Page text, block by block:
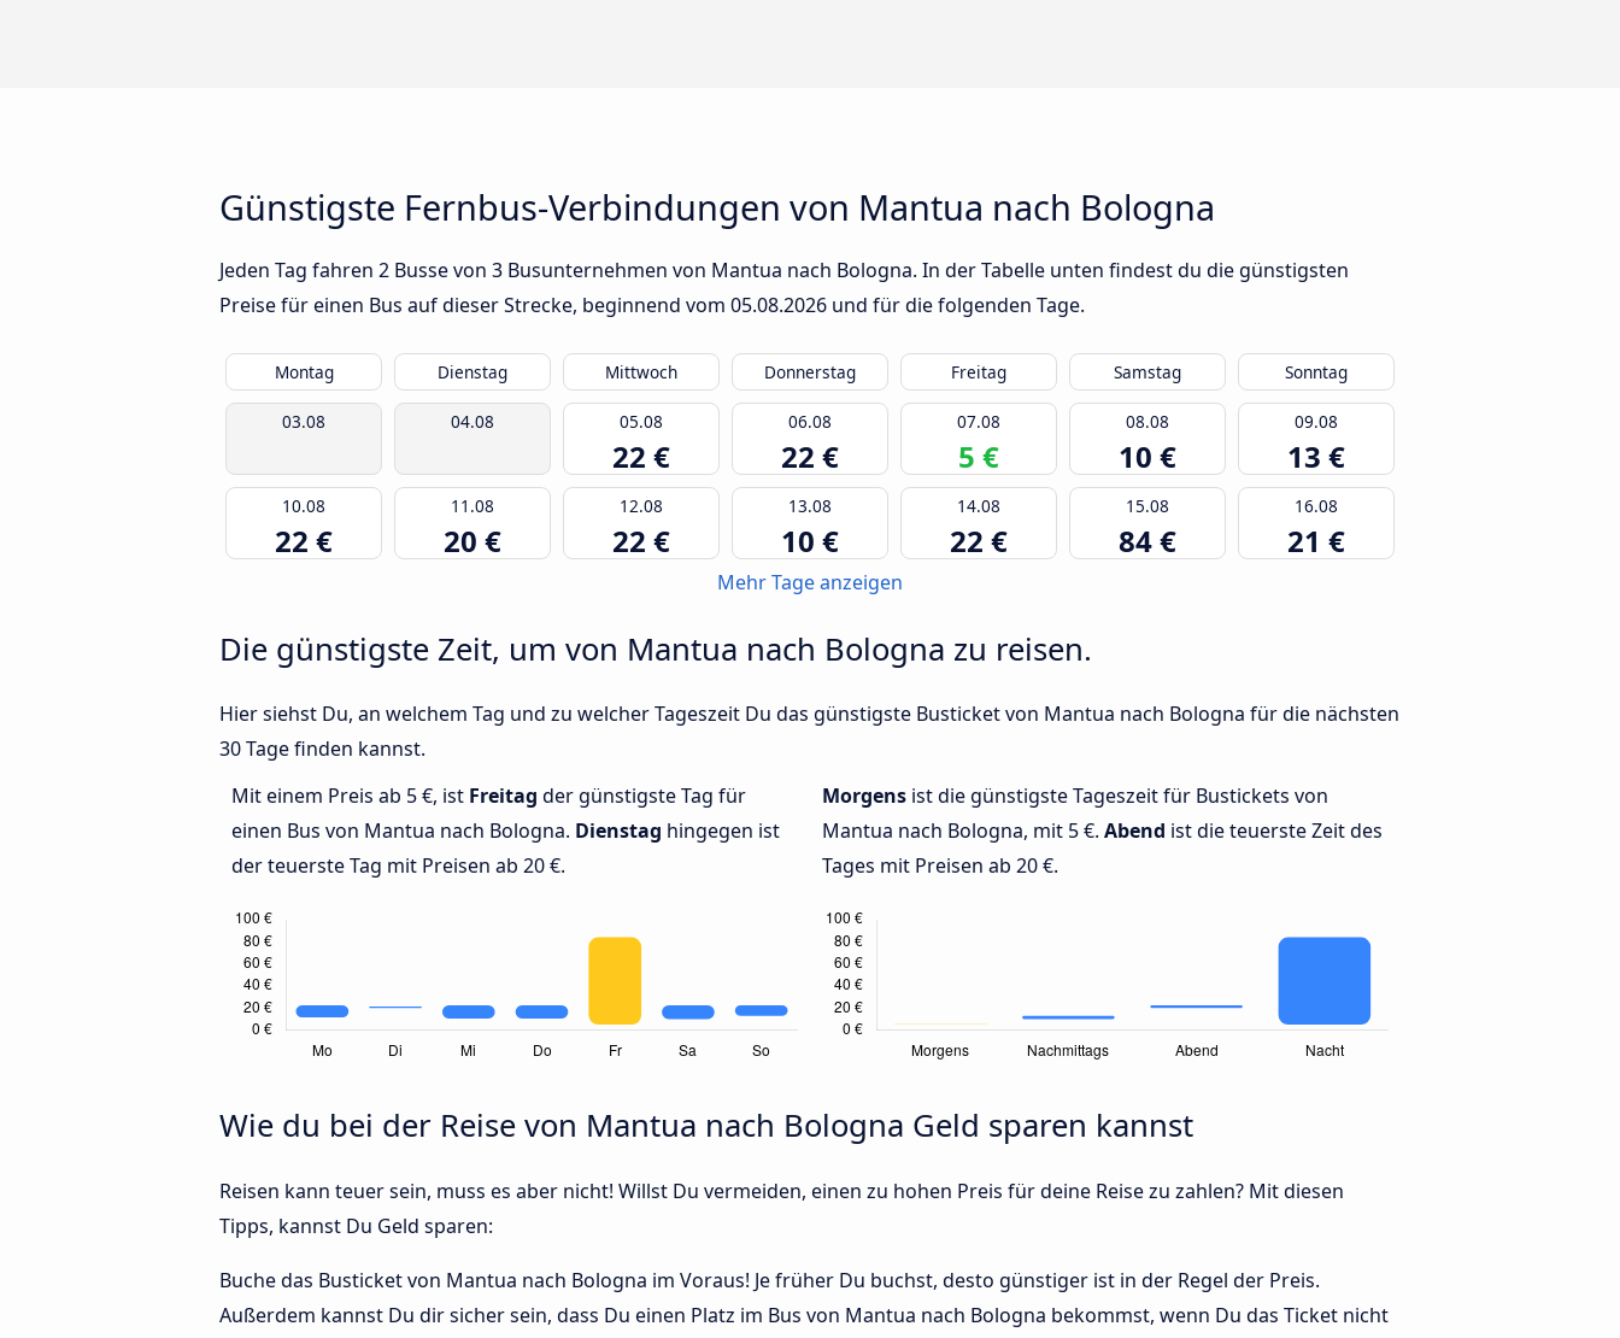
Günstigste Fernbus-Verbindungen von Mantua nach Bologna
Jeden Tag fahren 2 Busse von 3 Busunternehmen von Mantua nach Bologna. In der Tabelle unten findest du die günstigsten
Preise für einen Bus auf dieser Strecke, beginnend vom 05.08.2026 und für die folgenden Tage.
Montag Dienstag Mittwoch Donnerstag Freitag Samstag Sonntag
03.08 04.08 05.08
22 €
06.08
22 €
07.08
5 €
08.08
10 €
09.08
13 €
10.08
22 €
11.08
20 €
12.08
22 €
13.08
10 €
14.08
22 €
15.08
84 €
16.08
21 €
Mehr Tage anzeigen
Die günstigste Zeit, um von Mantua nach Bologna zu reisen.
Hier siehst Du, an welchem Tag und zu welcher Tageszeit Du das günstigste Busticket von Mantua nach Bologna für die nächsten
30 Tage finden kannst.
Mit einem Preis ab 5 €, ist Freitag der günstigste Tag für
einen Bus von Mantua nach Bologna. Dienstag hingegen ist
der teuerste Tag mit Preisen ab 20 €.
Morgens ist die günstigste Tageszeit für Bustickets von
Mantua nach Bologna, mit 5 €. Abend ist die teuerste Zeit des
Tages mit Preisen ab 20 €.
Wie du bei der Reise von Mantua nach Bologna Geld sparen kannst
Reisen kann teuer sein, muss es aber nicht! Willst Du vermeiden, einen zu hohen Preis für deine Reise zu zahlen? Mit diesen
Tipps, kannst Du Geld sparen:
Buche das Busticket von Mantua nach Bologna im Voraus! Je früher Du buchst, desto günstiger ist in der Regel der Preis.
Außerdem kannst Du dir sicher sein, dass Du einen Platz im Bus von Mantua nach Bologna bekommst, wenn Du das Ticket nicht